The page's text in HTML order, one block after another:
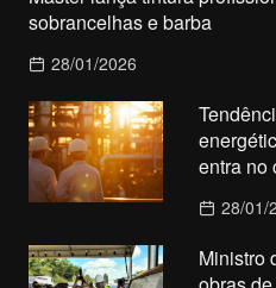
sobrancelhas e barba
28/01/2026
entra no
28/01/
Ministro